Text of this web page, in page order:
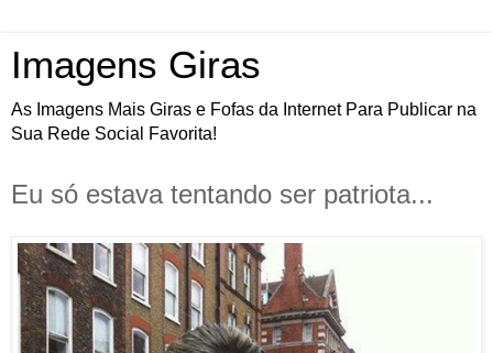
Imagens Giras
As Imagens Mais Giras e Fofas da Internet Para Publicar na
Sua Rede Social Favorita!
Eu só estava tentando ser patriota...